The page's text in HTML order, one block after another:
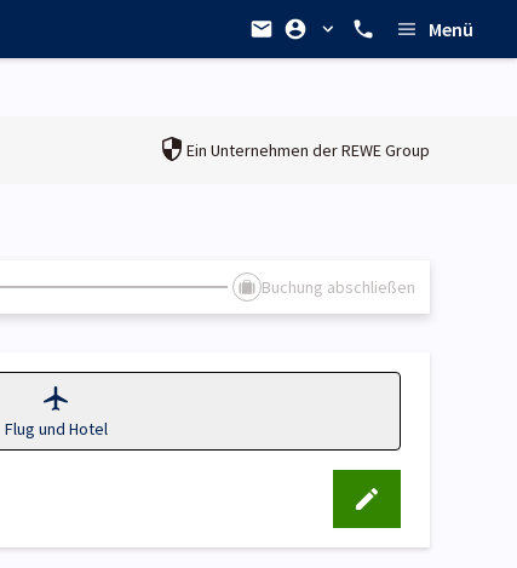
Menü
Ein Unternehmen derREWE Group
Buchung abschließen
Flug und Hotel